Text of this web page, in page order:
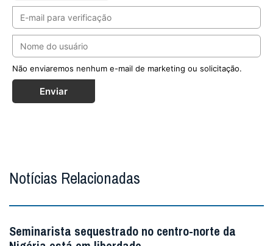
Não enviaremos nenhum e-mail de marketing ou solicitação.
Enviar
Notícias Relacionadas
Seminarista sequestrado no centro-norte da